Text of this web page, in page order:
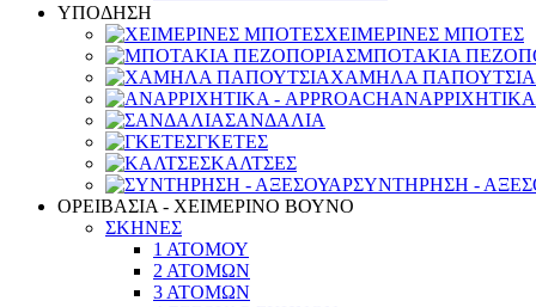
ΥΠΟΔΗΣΗ
ΧΕΙΜΕΡΙΝΕΣ ΜΠΟΤΕΣ
ΜΠΟΤΑΚΙΑ
ΧΑΜΗΛΑ ΠΑΠΟΥΤΣΙΑ
ΑΝΑΡΡΙΧΗΤΙΚΑ
ΣΑΝΔΑΛΙΑ
ΓΚΕΤΕΣ
ΚΑΛΤΣΕΣ
ΣΥΝΤΗΡΗΣΗ -
ΟΡΕΙΒΑΣΙΑ - ΧΕΙΜΕΡΙΝΟ ΒΟΥΝΟ
ΣΚΗΝΕΣ
1 ΑΤΟΜΟΥ
2 ΑΤΟΜΩΝ
3 ΑΤΟΜΩΝ